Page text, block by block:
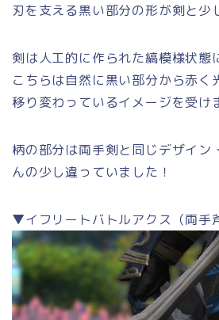
刃を支える黒い部分の形が剣と少
剣は人工的に作られた縞模様状態
こちらは自然に黒い部分から赤く
移り変わっているイメージを受け
柄の部分は両手剣と同じデザイン
んの少し違っていました！
▼イフリートバトルアクス（両手